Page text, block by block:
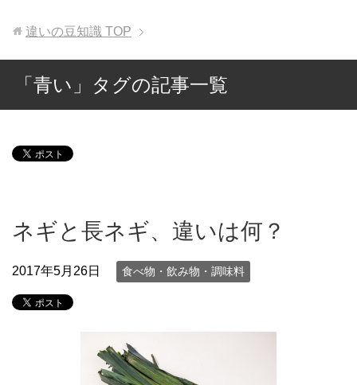
違いの豆知識 TOP
「青い」タグの記事一覧
ネギと長ネギ、違いは何？
2017年5月26日 食べ物・飲み物・調味料